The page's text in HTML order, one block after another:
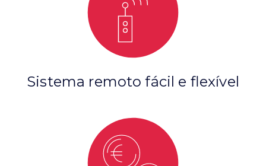
Sistema remoto fácil e flexível